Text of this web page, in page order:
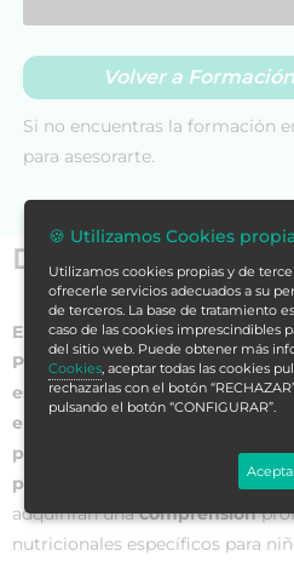
Datos generales
El Máster de Formación
Pediátrica para Enfermeríaes
especializadoque proporciona
enfermería los conocimientos y
para abordar de manera
pediátricos
. A lo largo de este
adquirirán unacomprensión
nutricionales específicos para
Volver a
Si no encuentras la formación
para asesorarte.
🍪 Utilizamos Cookies
Utilizamos cookies propias y de
ofrecerle servicios adecuados a su
de terceros. La base de tratamiento
caso de las cookies imprescindibles
del sitio web. Puede obtener más
Cookies , aceptar todas las cookies
rechazarlas con el botón
pulsando el botón “CONFIGURAR”.